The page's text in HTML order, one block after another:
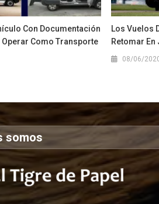
Con Documentación
Como Transporte
Los Vuelos
Retomar
08/06/
somos